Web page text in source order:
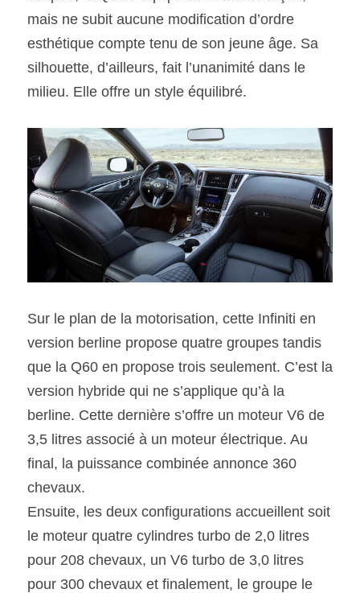
mais ne subit aucune modification d’ordre
esthétique compte tenu de son jeune âge. Sa
silhouette, d’ailleurs, fait l’unanimité dans le
milieu. Elle offre un style équilibré.
Sur le plan de la motorisation, cette Infiniti en
version berline propose quatre groupes tandis
que la Q60 en propose trois seulement. C’est la
version hybride qui ne s’applique qu’à la
berline. Cette dernière s’offre un moteur V6 de
3,5 litres associé à un moteur électrique. Au
final, la puissance combinée annonce 360
chevaux.
Ensuite, les deux configurations accueillent soit
le moteur quatre cylindres turbo de 2,0 litres
pour 208 chevaux, un V6 turbo de 3,0 litres
pour 300 chevaux et finalement, le groupe le